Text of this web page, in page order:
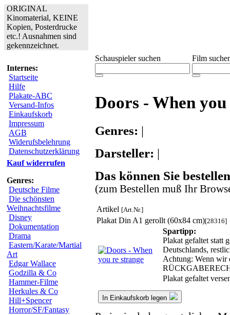
ORIGINAL
Kinomaterial, KEINE
Kopien, Posterdrucke
etc.! Ausnahmen sind
gekennzeichnet.
Internes:
Startseite
Hilfe
Plakate-ABC
Versand-Infos
Einkaufskorb
Impressum
AGB
Widerufsbelehrung
Datenschutzerklärung
Kauf widerrufen
Genres:
Deutsche Filme
Die schönsten
Weihnachtsfilme
Disney
Dokumentation
Drama
Eastern/Karate/Martial
Art
Edgar Wallace
Godzilla & Co
Hammer-Filme
Herkules & Co
Hill+Spencer
Horror/SF/Fantasy
Schauspieler suchen Film
Doors - When
Genres: |
Darsteller: |
Das können Sie
(zum Bestellen muß Ihr
Artikel [Art.Nr.]
Plakat Din A1 gerollt (60x84 cm)[28316]
Spartipp:
Plakat gefaltet statt
Deutschlands,
Achtung: Wenn wir
Plakat gefaltet
In Einkaufskorb legen